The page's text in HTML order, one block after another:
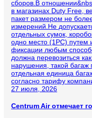
сборов.В
в магазинах Duty Free,
пакет размером не
измерений.Не
отдельных сумок,
одно место (1PC) путем
фиксации любым
должна перевозиться
нарушения, такой багаж
отдельная единица
согласно тарифу
27 июля, 2026
Centrum Air отмечает